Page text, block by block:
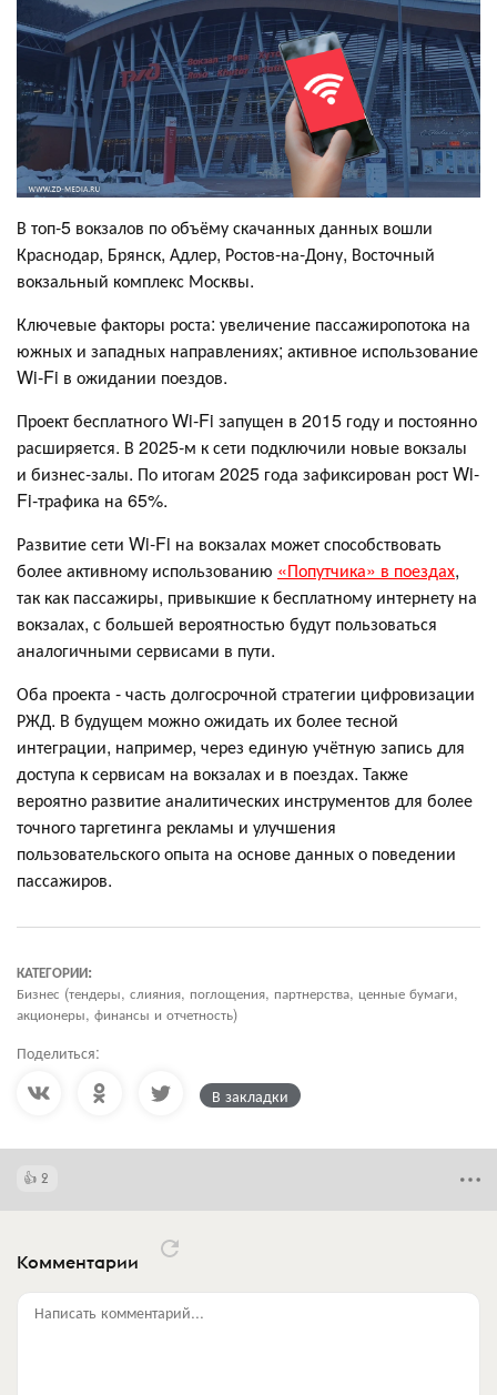
В топ‐5 вокзалов по объёму скачанных данных вошли
Краснодар, Брянск, Адлер, Ростов-на-Дону, Восточный
вокзальный комплекс Москвы.
Ключевые факторы роста: увеличение пассажиропотока на
южных и западных направлениях; активное использование
Wi‐Fi в ожидании поездов.
Проект бесплатного Wi‐Fi запущен в 2015 году и постоянно
расширяется. В 2025‐м к сети подключили новые вокзалы
и бизнес‐залы. По итогам 2025 года зафиксирован рост Wi‐
Fi‐трафика на 65%.
Развитие сети Wi-Fi на вокзалах может способствовать
более активному использованию «Попутчика» в поездах,
так как пассажиры, привыкшие к бесплатному интернету на
вокзалах, с большей вероятностью будут пользоваться
аналогичными сервисами в пути.
Оба проекта - часть долгосрочной стратегии цифровизации
РЖД. В будущем можно ожидать их более тесной
интеграции, например, через единую учётную запись для
доступа к сервисам на вокзалах и в поездах. Также
вероятно развитие аналитических инструментов для более
точного таргетинга рекламы и улучшения
пользовательского опыта на основе данных о поведении
пассажиров.
КАТЕГОРИИ:
Бизнес (тендеры, слияния, поглощения, партнерства, ценные бумаги,
акционеры, финансы и отчетность)
Поделиться:
В закладки
2
Комментарии
Написать комментарий...